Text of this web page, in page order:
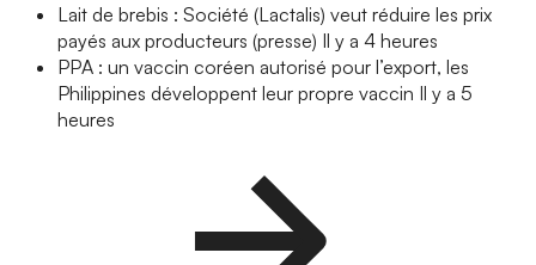
Lait de brebis : Société (Lactalis) veut réduire les prix
payés aux producteurs (presse) Il y a 4 heures
PPA : un vaccin coréen autorisé pour l’export, les
Philippines développent leur propre vaccin Il y a 5
heures